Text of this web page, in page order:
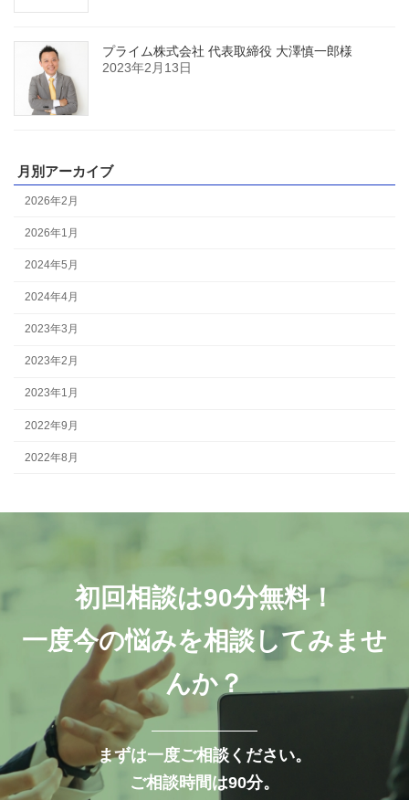
プライム株式会社 代表取締役 大澤慎一郎様
2023年2月13日
月別アーカイブ
2026年2月
2026年1月
2024年5月
2024年4月
2023年3月
2023年2月
2023年1月
2022年9月
2022年8月
初回相談は90分無料！
一度今の悩みを相談してみませ
んか？
まずは一度ご相談ください。
ご相談時間は90分。